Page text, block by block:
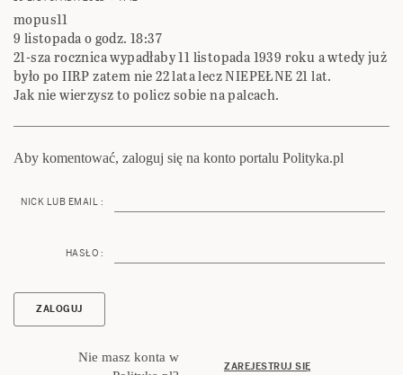
mopus11
9 listopada o godz. 18:37
21-sza rocznica wypadłaby 11 listopada 1939 roku a wtedy już
było po IIRP zatem nie 22 lata lecz NIEPEŁNE 21 lat.
Jak nie wierzysz to policz sobie na palcach.
Aby komentować, zaloguj się na konto portalu Polityka.pl
NICK LUB EMAIL :
HASŁO :
Nie masz konta w
ZAREJESTRUJ SIĘ